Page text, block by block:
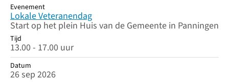
Evenement
Lokale Veteranendag
Start op het plein Huis van de Gemeente in Panningen
Tijd
13.00 - 17.00 uur
Datum
26 sep 2026